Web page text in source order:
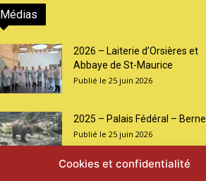
Cookies et confidentialité
Médias
2026 – Laiterie d’Orsières et
Abbaye de St-Maurice
25 juin 2026
2025 – Palais Fédéral – Berne
25 juin 2026